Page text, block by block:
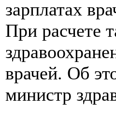
При расчете
врачей. Об
министр